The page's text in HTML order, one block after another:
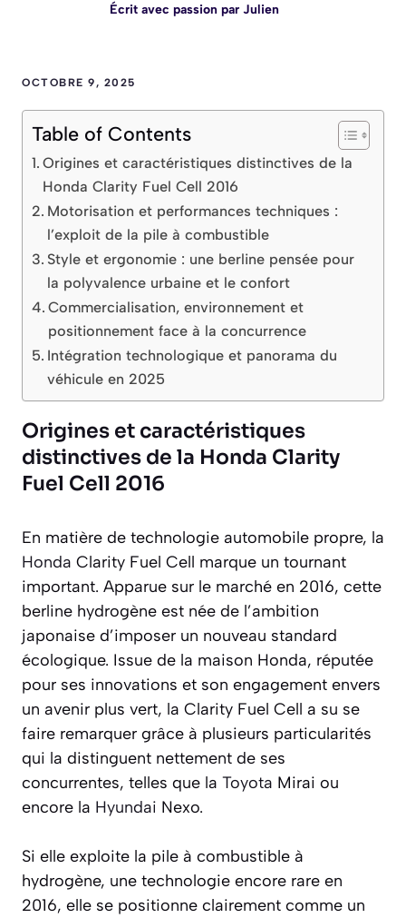
Écrit avec passion par Julien
OCTOBRE 9, 2025
Table of Contents
Origines et caractéristiques distinctives de la
Honda Clarity Fuel Cell 2016
Motorisation et performances techniques :
l’exploit de la pile à combustible
Style et ergonomie : une berline pensée pour
la polyvalence urbaine et le confort
Commercialisation, environnement et
positionnement face à la concurrence
Intégration technologique et panorama du
véhicule en 2025
Origines et caractéristiques
distinctives de la Honda Clarity
Fuel Cell 2016
En matière de technologie automobile propre, la
Honda Clarity Fuel Cell marque un tournant
important. Apparue sur le marché en 2016, cette
berline hydrogène est née de l’ambition
japonaise d’imposer un nouveau standard
écologique. Issue de la maison Honda, réputée
pour ses innovations et son engagement envers
un avenir plus vert, la Clarity Fuel Cell a su se
faire remarquer grâce à plusieurs particularités
qui la distinguent nettement de ses
concurrentes, telles que la Toyota Mirai ou
encore la Hyundai Nexo.
Si elle exploite la pile à combustible à
hydrogène, une technologie encore rare en
2016, elle se positionne clairement comme un